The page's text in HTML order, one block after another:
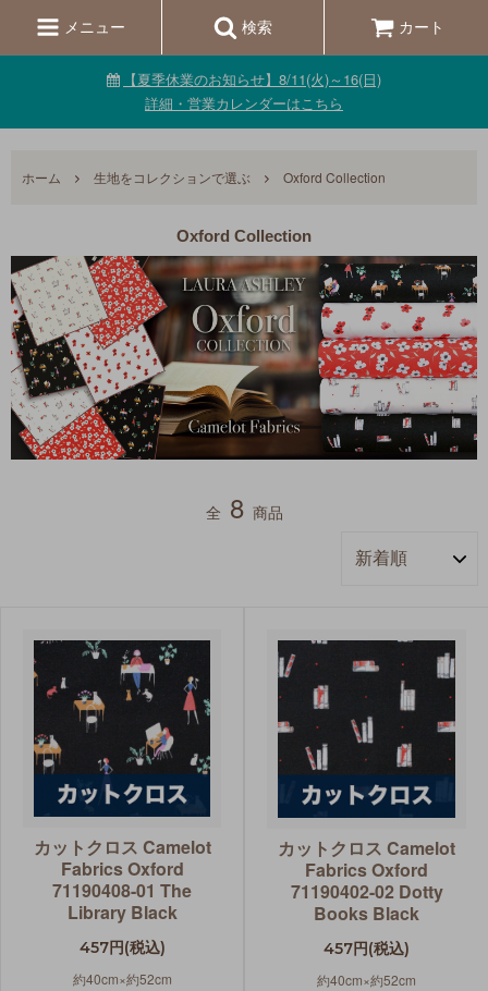
メニュー 検索 カート
【夏季休業のお知らせ】8/11(火)～16(日)
詳細・営業カレンダーはこちら
ホーム 生地をコレクションで選ぶ Oxford Collection
Oxford Collection
全 8 商品
カットクロス Camelot
Fabrics Oxford
71190408-01 The
Library Black
457円(税込)
約40cm×約52cm
カットクロス Camelot
Fabrics Oxford
71190402-02 Dotty
Books Black
457円(税込)
約40cm×約52cm